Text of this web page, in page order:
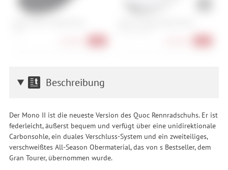
Beschreibung
Der Mono II ist die neueste Version des Quoc Rennradschuhs. Er ist
federleicht, äußerst bequem und verfügt über eine unidirektionale
Carbonsohle, ein duales Verschluss-System und ein zweiteiliges,
verschweißtes All-Season Obermaterial, das von s Bestseller, dem
Gran Tourer, übernommen wurde.